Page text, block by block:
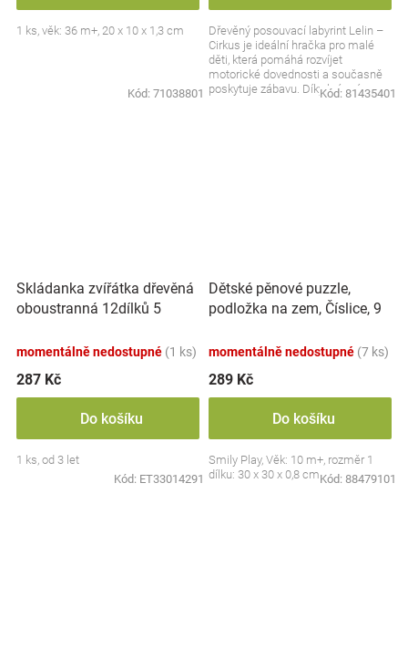
1 ks, věk: 36 m+, 20 x 10 x 1,3 cm
Kód: 71038801
Dřevěný posouvací labyrint Lelin –
Cirkus je ideální hračka pro malé
děti, která pomáhá rozvíjet
motorické dovednosti a současně
poskytuje zábavu. Díky krásnému
Kód: 81435401
Skládanka zvířátka dřevěná
oboustranná 12dílků 5
17x12x1,5cm
momentálně nedostupné (1 ks)
287 Kč
Do košíku
1 ks, od 3 let
Kód: ET33014291
Dětské pěnové puzzle,
podložka na zem, Číslice, 9
momentálně nedostupné (7 ks)
289 Kč
Do košíku
Smily Play, Věk: 10 m+, rozměr 1
dílku: 30 x 30 x 0,8 cmKód: 88479101